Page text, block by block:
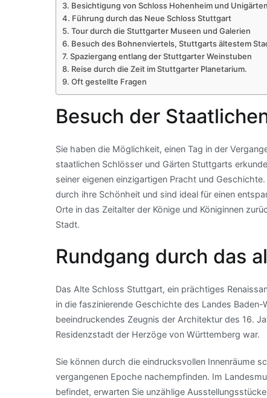
Besichtigung von Schloss Hohenheim und Unigärten
Führung durch das Neue Schloss Stuttgart
Tour durch die Stuttgarter Museen und Galerien
Besuch des Bohnenviertels, Stuttgarts ältestem
Spaziergang entlang der Stuttgarter Weinstuben
Reise durch die Zeit im Stuttgarter Planetarium.
Oft gestellte Fragen
Besuch der
Sie haben die Möglichkeit, einen Tag in der
staatlichen Schlösser und Gärten Stuttgarts
seiner eigenen einzigartigen Pracht und
durch ihre Schönheit und sind ideal für einen
Orte in das Zeitalter der Könige und Königinnen
Stadt.
Rundgang durch das
Das Alte Schloss Stuttgart, ein prächtiges
in die faszinierende Geschichte des Landes
beeindruckendes Zeugnis der Architektur des 16.
Residenzstadt der Herzöge von Württemberg war.
Sie können durch die eindrucksvollen Innenräume
vergangenen Epoche nachempfinden. Im
befindet, erwarten Sie unzählige